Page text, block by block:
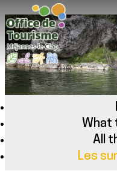
What
All
Les